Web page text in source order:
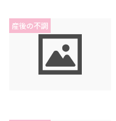
産後の不調